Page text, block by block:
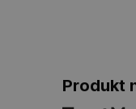
Produkt